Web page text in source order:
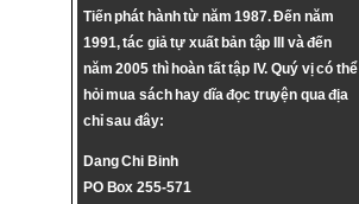
Tiến phát hành từ năm 1987. Đến năm
1991, tác giả tự xuất bản tập III và đến
năm 2005 thì hoàn tất tập IV. Quý vị có thể
hỏi mua sách hay dĩa đọc truyện qua địa
chỉ sau đây:
Dang Chi Binh
PO Box 255-571